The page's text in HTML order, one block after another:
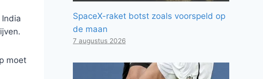
moet
SpaceX-raket botst zoals voorspeld op
de maan
7 augustus 2026